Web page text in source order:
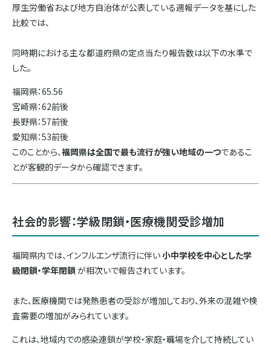
厚生労働省および地方自治体が公表している週報データを基にした
比較では、
同時期における主な都道府県の定点当たり報告数は以下の水準で
した。
福岡県：65.56
宮崎県：62前後
長野県：57前後
愛知県：53前後
このことから、福岡県は全国で最も流行が強い地域の一つであるこ
とが客観的データから確認できます。
社会的影響：学級閉鎖・医療機関受診増加
福岡県内では、インフルエンザ流行に伴い小中学校を中心とした学
級閉鎖・学年閉鎖が相次いで報告されています。
また、医療機関では発熱患者の受診が増加しており、外来の混雑や検
査需要の増加がみられています。
これは、地域内での感染連鎖が学校・家庭・職場を介して持続してい